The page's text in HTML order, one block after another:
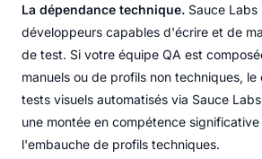
La dépendance technique. Sauce
développeurs capables d'écrire et de
de test. Si votre équipe QA est
manuels ou de profils non techniques, le
tests visuels automatisés via Sauce
une montée en compétence
l'embauche de profils techniques.